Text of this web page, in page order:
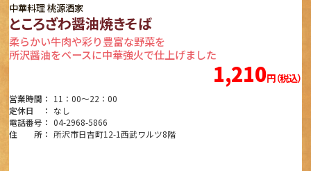
中華料理 桃源酒家
ところざわ醤油焼きそば
柔らかい牛肉や彩り豊富な野菜を
所沢醤油をベースに中華強火で仕上げました
1,210円（税込）
営業時間： 11：00～22：00
定休日　： なし
電話番号： 04-2968-5866
住　　所： 所沢市日吉町12-1西武ワルツ8階